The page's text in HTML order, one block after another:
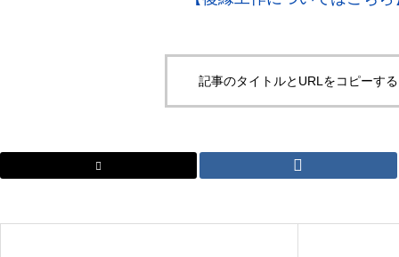
記事のタイトルとURLをコピーする